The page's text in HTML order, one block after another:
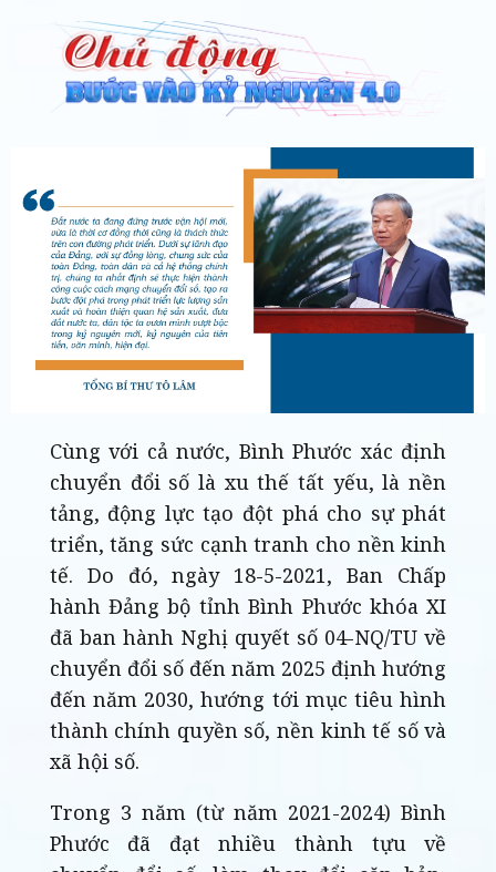
Cùng với cả nước, Bình Phước xác định
chuyển đổi số là xu thế tất yếu, là nền
tảng, động lực tạo đột phá cho sự phát
triển, tăng sức cạnh tranh cho nền kinh
tế. Do đó, ngày 18-5-2021, Ban Chấp
hành Đảng bộ tỉnh Bình Phước khóa XI
đã ban hành Nghị quyết số 04-NQ/TU về
chuyển đổi số đến năm 2025 định hướng
đến năm 2030, hướng tới mục tiêu hình
thành chính quyền số, nền kinh tế số và
xã hội số.
Trong 3 năm (từ năm 2021-2024) Bình
Phước đã đạt nhiều thành tựu về